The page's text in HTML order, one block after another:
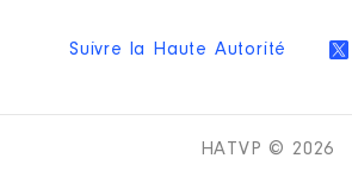
Suivre la Haute Autorité
HATVP © 2026